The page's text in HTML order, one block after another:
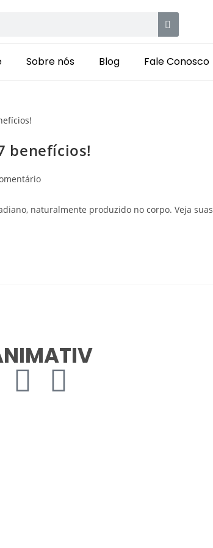
Sobre nós Blog Fale Conosco
benefícios!
naturalmente produzido no corpo. Veja suas